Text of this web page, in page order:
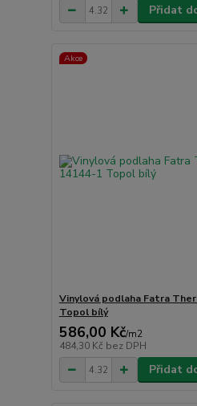
Přidat
Akce
Vinylová podlaha Fatra
Topol bílý
586,00 Kč/m2
484,30 Kč bez DPH
Přidat